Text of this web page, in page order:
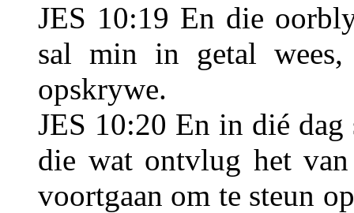
JES 10:19 En die
sal min in getal
opskrywe.
JES 10:20 En in dié
die wat ontvlug het
voortgaan om te steun